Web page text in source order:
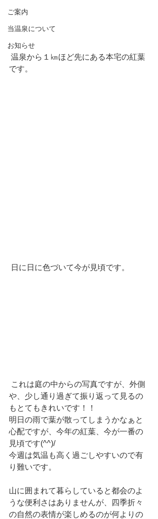
ご案内
当温泉について
お知らせ
です。
日に日に色づいて今が見頃です。
や、少し通り過ぎて振り返って見るの
もとてもきれいです！！
明日の雨で葉が散ってしまうかなぁと
心配ですが、今年の紅葉、今が一番の
見頃です(^^)/
今週は気温も高く過ごしやすいので有
り難いです。
山に囲まれて暮らしていると都会のよ
うな便利さはありませんが、四季折々
の自然の表情が楽しめるのが何よりの